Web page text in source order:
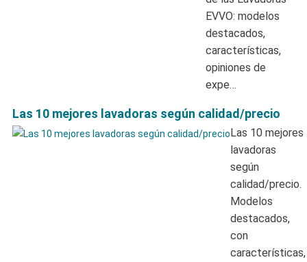
EVVO: modelos
destacados,
características,
opiniones de
expe…
Las 10 mejores lavadoras según calidad/precio
Las 10 mejores
lavadoras
según
calidad/precio.
Modelos
destacados,
con
características,